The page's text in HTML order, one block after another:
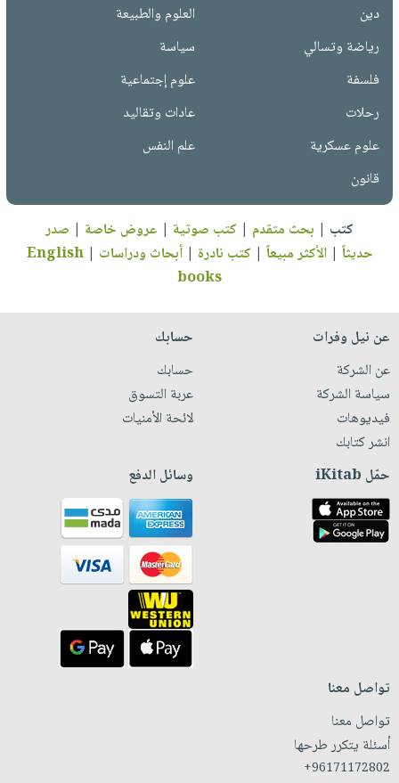
دين
العلوم والطبيعة
رياضة وتسالي
سياسة
فلسفة
علوم إجتماعية
رحلات
عادات وتقاليد
علوم عسكرية
علم النفس
قانون
كتب | بحث متقدم | كتب صوتية | عروض خاصة | صدر
حديثاً |الأكثر مبيعاً | كتب نادرة |أبحاث ودراسات |
English
books
عن نيل وفرات
عن الشركة
سياسة الشركة
فيديوهات
انشر كتابك
حسابك
حسابك
عربة التسوق
لائحة الأمنيات
حمّل iKitab وسائل الدفع
تواصل معنا
تواصل معنا
أسئلة يتكرر طرحها
+96171172802